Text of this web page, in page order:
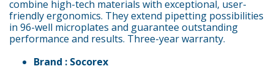
combine high-tech materials with exceptional, user-
friendly ergonomics. They extend pipetting possibilities
in 96-well microplates and guarantee outstanding
performance and results. Three-year warranty.
Brand : Socorex